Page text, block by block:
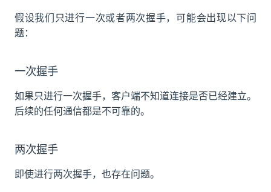
假设我们只进行一次或者两次握手，可能会出现以下问
题：
一次握手
如果只进行一次握手，客户端不知道连接是否已经建立。
后续的任何通信都是不可靠的。
两次握手
即使进行两次握手，也存在问题。